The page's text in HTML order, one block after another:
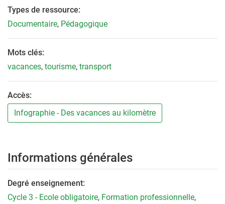
Types de ressource:
Documentaire, Pédagogique
Mots clés:
vacances, tourisme, transport
Accès:
Infographie - Des vacances au kilomètre
Informations générales
Degré enseignement:
Cycle 3 - Ecole obligatoire, Formation professionnelle,